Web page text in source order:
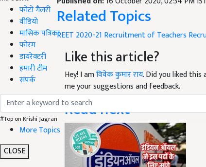
फोटो गैलरी
वीडियो
मासिक पत्रिका
फोरम
डायरेक्टरी
हमारी टीम
संपर्क
#Top on Krishi Jagran
More Topics
CLOSE
REET 2020-21Recruitment of Teachers
Like this article?
Hey! I amविवेक कुमार राय. Did you liked
me your suggestions and feedback.
Read next